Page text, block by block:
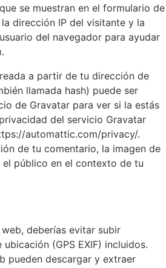
se muestran en el formulario de
dirección IP del visitante y la
del navegador para ayudar
a partir de tu dirección de
llamada hash) puede ser
de Gravatar para ver si la estás
del servicio Gravatar
automattic.com/privacy/.
de tu comentario, la imagen de
público en el contexto de tu
deberías evitar subir
(GPS EXIF) incluidos.
pueden descargar y extraer